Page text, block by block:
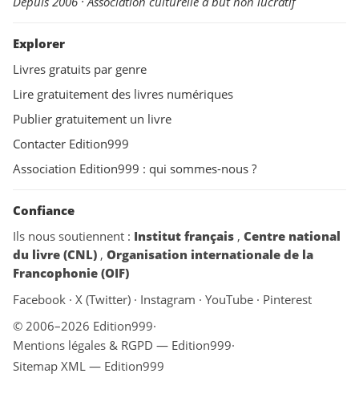
Explorer
Livres gratuits par genre
Lire gratuitement des livres numériques
Publier gratuitement un livre
Contacter Edition999
Association Edition999 : qui sommes-nous ?
Confiance
Ils nous soutiennent : Institut français , Centre national
du livre (CNL) , Organisation internationale de la
Francophonie (OIF)
Facebook · X (Twitter) · Instagram · YouTube · Pinterest
© 2006–2026 Edition999·
Mentions légales & RGPD — Edition999·
Sitemap XML — Edition999